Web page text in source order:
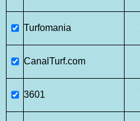
Turfomania
CanalTurf.com
3601